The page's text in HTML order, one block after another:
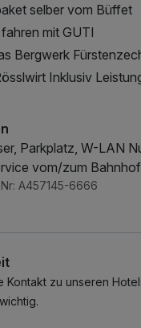
selber vom Büffet
mit GUTI
Bergwerk
Inklusiv
Parkplatz, W-LAN
vom/zum Bahnhof
Nr: A457145-6666
Kontakt zu unseren